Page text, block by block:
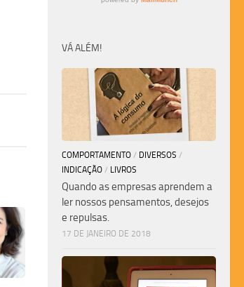
VÁ ALÉM!
COMPORTAMENTO / DIVERSOS /
INDICAÇÃO / LIVROS
Quando as empresas aprendem a
ler nossos pensamentos, desejos
e repulsas.
17 DE JANEIRO DE 2018